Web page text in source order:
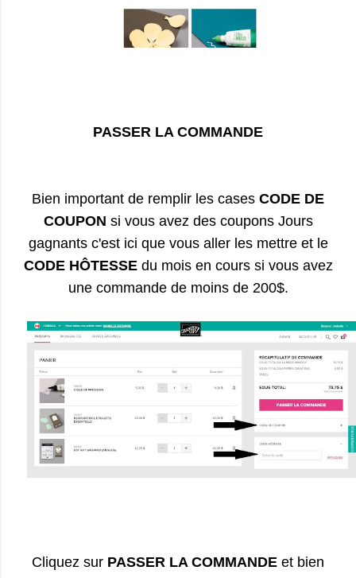
PASSER LA COMMANDE
Bien important de remplir les cases CODE DE
COUPON si vous avez des coupons Jours
gagnants c'est ici que vous aller les mettre et le
CODE HÔTESSEdu mois en cours si vous avez
une commande de moins de 200$.
Cliquez sur PASSER LA COMMANDE et bien